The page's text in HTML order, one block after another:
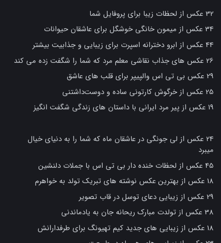
32 عکس از لحظات زیبا برای پروفایل شما
34 عکس از میمون خانگی خوشگل برای عاشقان حیوانات
44 عکس از ابرو دخترانه اسپرت برای زیبایی و جذابیت بیشتر
26 عکس های جذاب نقاشی معلم مرد که شما را شگفت زده می کند
29 عکس بی تی اس والپیپر برای قلب های عاشق
25 عکس از خرگوش کارتونی ساده و دوست‌داشتنی
19 عکس از پیر مرد ایرانی با داستان های زندگی شگفت انگیز
24 عکس از لی جونگی در عاشقان ماه که شما را به دنیای خیال
میبرد
45 عکس از لحظات خنده دار بی تی اس با جملات دلنشین
18 عکس از بهترین عکس نوشته های تبریک تولد به خواهرم
29 عکس از زیبایی دعای توسل در قاب تصویر
38 عکس از تولدت مبارک ریحانه جان به یادماندنی
18 عکس از زیبایی های جدید کیم تهیونگ برای طرفدارانش